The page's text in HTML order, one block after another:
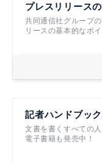
プレスリリース
共同通信社グループ
リースの基本的なポ
記者ハンドブッ
文書を書くすべての
電子書籍も発売中！